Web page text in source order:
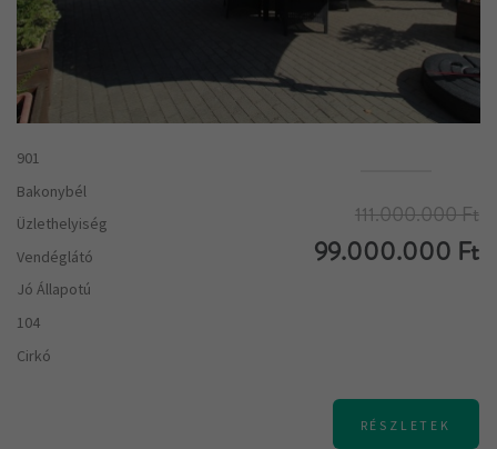
901
Bakonybél
Üzlethelyiség
Vendéglátó
Jó Állapotú
104
Cirkó
111.000.000 Ft
99.000.000 Ft
RÉSZLETEK